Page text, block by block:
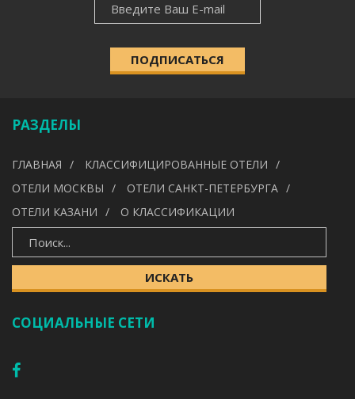
НАСЕЛЁННЫЙ ПУНКТ
ИСКАТЬ
ПОДПИСАТЬСЯ
РАЗДЕЛЫ
ГЛАВНАЯ
КЛАССИФИЦИРОВАННЫЕ ОТЕЛИ
ОТЕЛИ МОСКВЫ
ОТЕЛИ САНКТ-ПЕТЕРБУРГА
ОТЕЛИ КАЗАНИ
О КЛАССИФИКАЦИИ
ИСКАТЬ
СОЦИАЛЬНЫЕ СЕТИ